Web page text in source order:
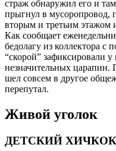
страж обнаружил его и
прыгнул в мусоропровод,
вторым и третьим этажом
Как сообщает
бедолагу из коллектора с
“скорой” зафиксировали
незначительных царапин.
шел совсем в другое
перепутал.
Живой уголок
ДЕТСКИЙ ХИЧКОК